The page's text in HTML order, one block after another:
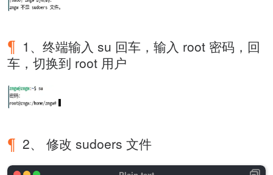
1、终端输入 su 回车，输入 root 密码，回
车，切换到 root 用户
2、 修改 sudoers 文件